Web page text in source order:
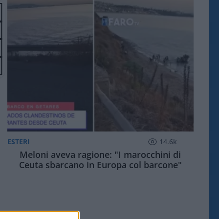
ESTERI 14.6k
Meloni aveva ragione: "I marocchini di
Ceuta sbarcano in Europa col barcone"